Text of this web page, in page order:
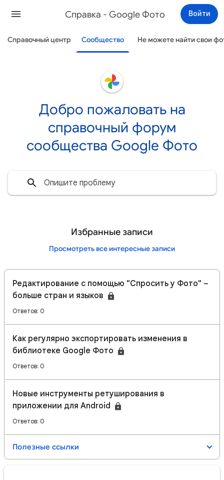
Cправка - Google Фото Войти
Справочный центр Сообщество Не можете найти свои
Добро пожаловать на
справочный форум
сообщества Google Фото
Избранные записи
Просмотреть все интересные записи
Редактирование с помощью "Спросить у Фото" –
больше стран и языков
Ответов: 0
Как регулярно экспортировать изменения в
библиотеке Google Фото
Ответов: 0
Новые инструменты ретуширования в
приложении для Android
Ответов: 0
Полезные ссылки